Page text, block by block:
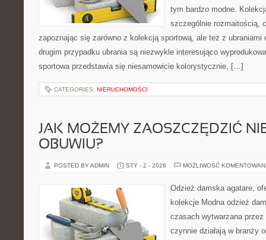
tym bardzo modne.
szczególnie rozmaitością,
zapoznając się zarówno z kolekcją sportową, ale też z ubraniami
drugim przypadku ubrania są niezwykle interesująco
sportowa przedstawia się niesamowicie kolorystycznie, […]
CATEGORIES: NIERUCHOMOŚCI
JAK MOŻEMY ZAOSZCZĘDZIĆ
OBUWIU?
POSTED BY ADMIN STY - 2 - 2026 MOŻLIWOŚĆ
Odzież damska agatare,
kolekcje Modna odzież
czasach wytwarzana
czynnie działają w branży